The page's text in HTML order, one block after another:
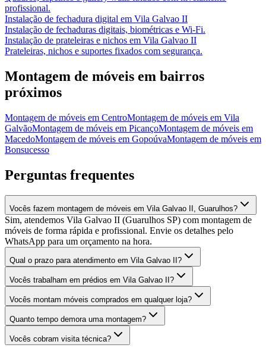
profissional.
Instalação de fechadura digital em Vila Galvao II
Instalação de fechaduras digitais, biométricas e Wi-Fi.
Instalação de prateleiras e nichos em Vila Galvao II
Prateleiras, nichos e suportes fixados com segurança.
Montagem de móveis em bairros
próximos
Montagem de móveis em CentroMontagem de móveis em Vila
GalvãoMontagem de móveis em PicançoMontagem de móveis em
MacedoMontagem de móveis em GopoúvaMontagem de móveis em
Bonsucesso
Perguntas frequentes
Vocês fazem montagem de móveis em Vila Galvao II, Guarulhos?
Sim, atendemos Vila Galvao II (Guarulhos SP) com montagem de
móveis de forma rápida e profissional. Envie os detalhes pelo
WhatsApp para um orçamento na hora.
Qual o prazo para atendimento em Vila Galvao II?
Vocês trabalham em prédios em Vila Galvao II?
Vocês montam móveis comprados em qualquer loja?
Quanto tempo demora uma montagem?
Vocês cobram visita técnica?